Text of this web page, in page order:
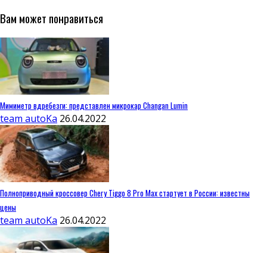
Вам может понравиться
Мимиметр вдребезги: представлен микрокар Changan Lumin
team autoKa 26.04.2022
Полноприводный кроссовер Chery Tiggo 8 Pro Max стартует в России: известны
цены
team autoKa 26.04.2022